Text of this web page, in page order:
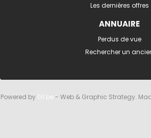
Les dernières offres
ANNUAIRE
Perdus de vue
Rechercher un
Powered by G1.be- Web & Graphic Strategy.